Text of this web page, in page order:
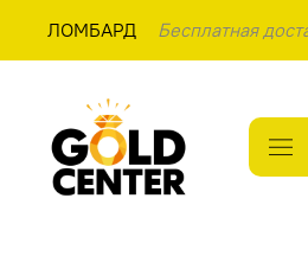
ЛОМБАРД Бесплатная